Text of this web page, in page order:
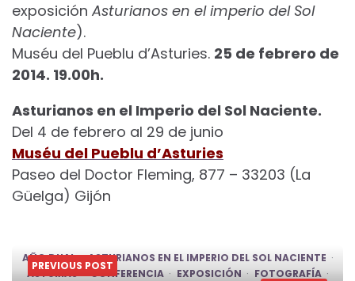
exposición Asturianos en el imperio del Sol
Naciente).
Muséu del Pueblu d’Asturies. 25 de febrero de
2014. 19.00h.
Asturianos en el Imperio del Sol Naciente.
Del 4 de febrero al 29 de junio
Muséu del Pueblu d’Asturies
Paseo del Doctor Fleming, 877 – 33203 (La
Güelga) Gijón
AÑO DUAL
ASTURIANOS EN EL IMPERIO DEL SOL NACIENTE
ASTURIAS
CONFERENCIA EXPOSICIÓN
FOTOGRAFÍA
PREVIOUS POST